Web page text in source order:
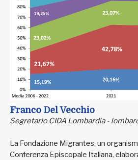
Franco Del Vecchio
Segretario CIDA Lombardia -
La Fondazione Migrantes, un
Conferenza Episcopale Italiana,